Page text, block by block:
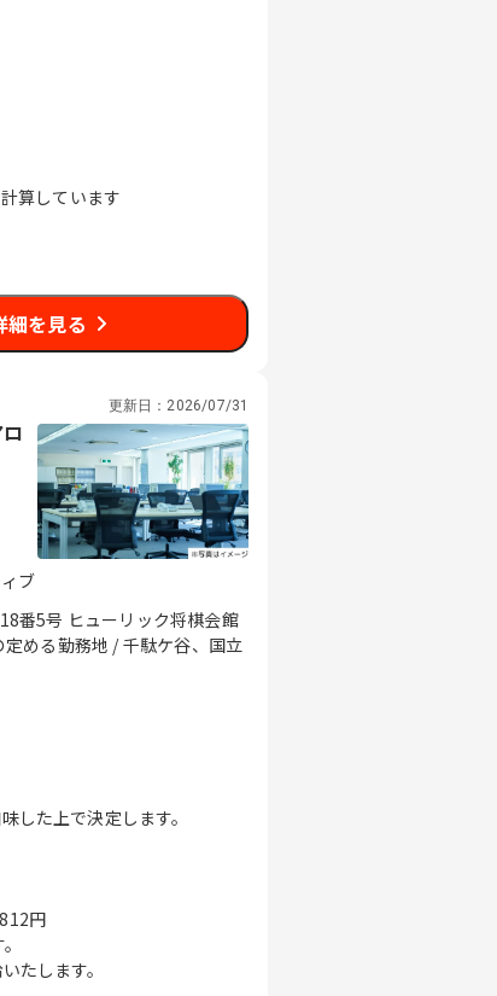
算しています
細を見る
更新日： 2026/07/31
ブ
番5号 ヒューリック将棋会館
した上で決定します。
円
たします。